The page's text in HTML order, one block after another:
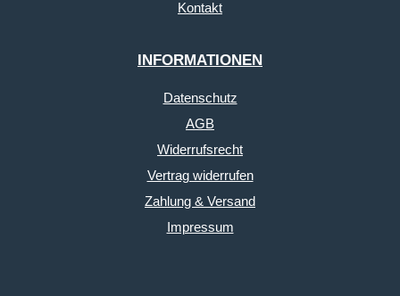
Kontakt
INFORMATIONEN
Datenschutz
AGB
Widerrufsrecht
Vertrag widerrufen
Zahlung & Versand
Impressum